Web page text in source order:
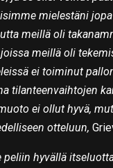
mielestäni
meillä oli
meillä oli
ei toiminut
tilanteenvaihtojen
ei ollut hyvä,
otteluun,
peliin hyvällä